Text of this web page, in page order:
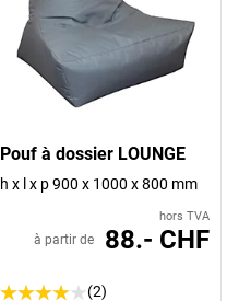
Pouf à dossier LOUNGE
h x l x p 900 x 1000 x 800 mm
hors TVA
à partir de 88.- CHF
(2)